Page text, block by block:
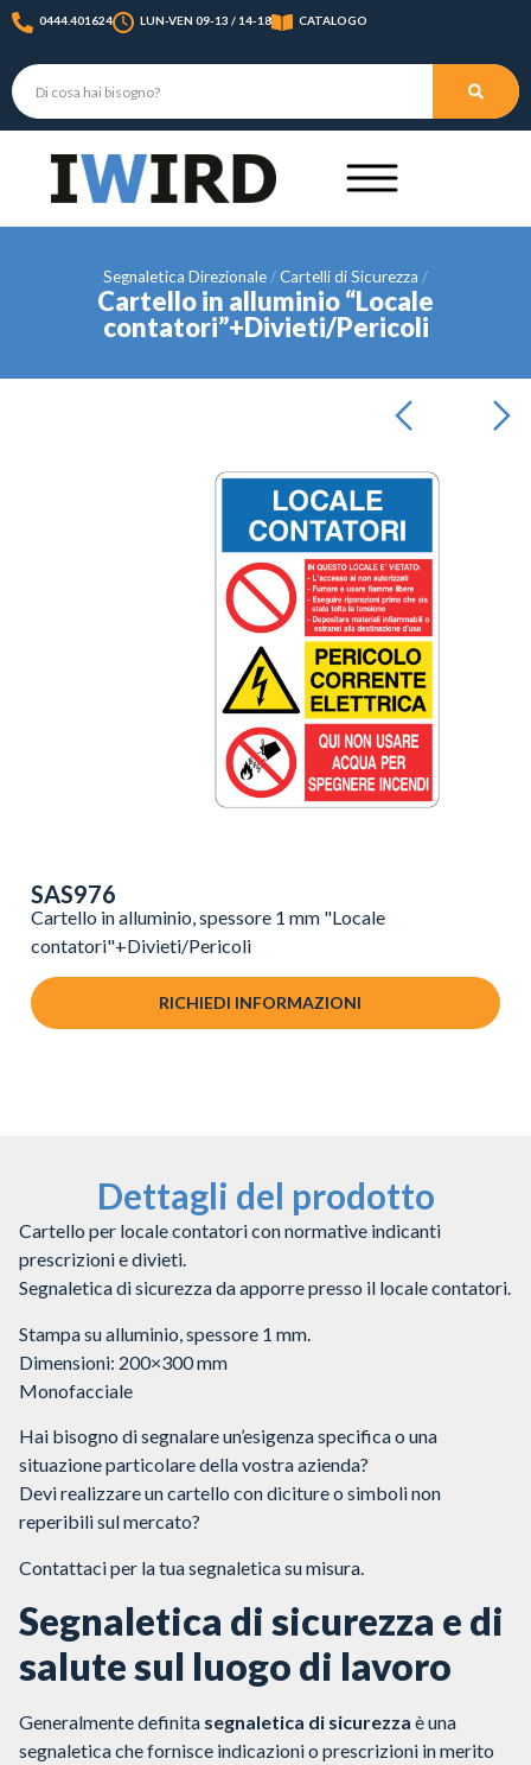
0444.401624 LUN-VEN 09-13 / 14-18 CATALOGO
Segnaletica Direzionale Cartelli di Sicurezza
Cartello in alluminio “Locale
contatori”+Divieti/Pericoli
SAS976
Cartello in alluminio, spessore 1 mm "Locale
contatori"+Divieti/Pericoli
RICHIEDI INFORMAZIONI
Dettagli del prodotto
Cartello per locale contatori con normative indicanti
prescrizioni e divieti.
Segnaletica di sicurezza da apporre presso il locale contatori.
Stampa su alluminio, spessore 1 mm.
Dimensioni: 200×300 mm
Monofacciale
Hai bisogno di segnalare un’esigenza specifica o una
situazione particolare della vostra azienda?
Devi realizzare un cartello con diciture o simboli non
reperibili sul mercato?
Contattaci per la tua segnaletica su misura.
Segnaletica di sicurezza e di
salute sul luogo di lavoro
Generalmente definita segnaletica di sicurezza è una
segnaletica che fornisce indicazioni o prescrizioni in merito